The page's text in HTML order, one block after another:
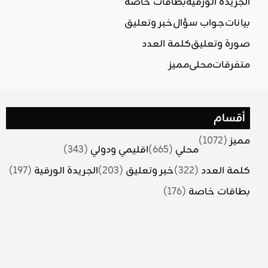
بياناتجواب سؤالخبر وتعليق
صورة وتعليقكلمة العدد
متفرقاتمحليمميز
أقسام
مميز(1072)
محلي (665) اقليمي ودولي (343)
كلمة العدد (322) خبر وتعليق (203) الجريدة الورقية (197)
بطاقات خاصة (176)